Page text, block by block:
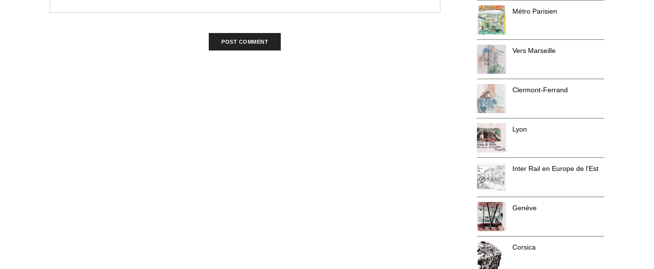
Métro Parisien
Vers Marseille
Clermont-Ferrand
Lyon
Inter Rail en Europe de l'Est
Genève
Corsica